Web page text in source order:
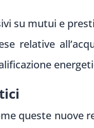
su mutui e
relative
queste nuove